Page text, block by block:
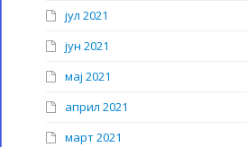
јул 2021
јун 2021
мај 2021
април 2021
март 2021